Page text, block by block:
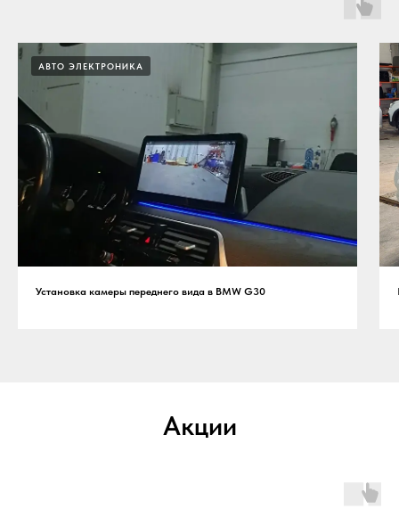
АВТО ЭЛЕКТРОНИКА
Установка камеры переднего вида в BMW G30
Акции